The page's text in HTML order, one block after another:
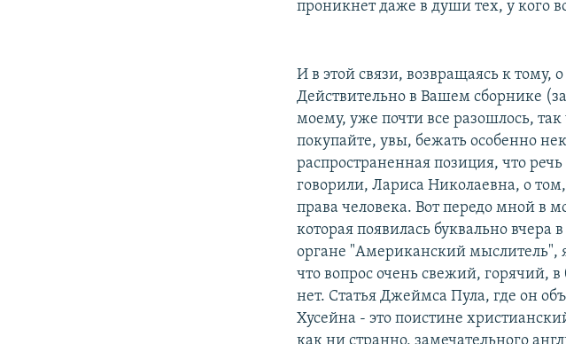
проникнет даже в души тех, у кого
И в этой связи, возвращаясь к тому,
Действительно в Вашем сборнике
моему, уже почти все разошлось,
покупайте, увы, бежать особенно
распространенная позиция, что
говорили, Лариса Николаевна, о
права человека. Вот передо мной в
которая появилась буквально
органе "Американский мыслитель",
что вопрос очень свежий, горячий,
нет. Статья Джеймса Пула, где он
Хусейна - это поистине